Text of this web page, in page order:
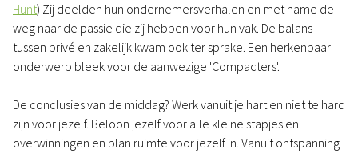
Hunt) Zij deelden hun ondernemersverhalen en met name de
weg naar de passie die zij hebben voor hun vak. De balans
tussen privé en zakelijk kwam ook ter sprake. Een herkenbaar
onderwerp bleek voor de aanwezige 'Compacters'.
De conclusies van de middag? Werk vanuit je hart en niet te hard
zijn voor jezelf. Beloon jezelf voor alle kleine stapjes en
overwinningen en plan ruimte voor jezelf in. Vanuit ontspanning